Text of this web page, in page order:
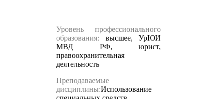
Уровень профессионального
образования: высшее, УрЮИ
МВД РФ, юрист,
правоохранительная
деятельность
Преподаваемые
дисциплины:Использование